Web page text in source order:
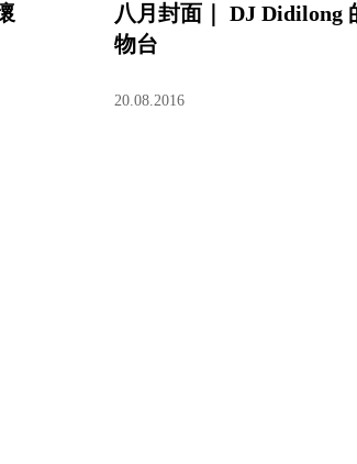
八月封面｜ DJ Didilong
物台
20.08.2016